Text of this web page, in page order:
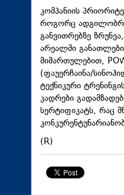
კომპანიის
როგორც
განვითრებზე
არეალში
მიმართულებით,
(ფაუერჩაინა/
ტექნიკური
კადრები
სერტიფიკატს, რაც
(R)